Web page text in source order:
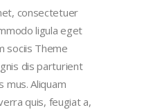
consectetuer
ligula eget
sociis Theme
dis parturient
mus. Aliquam
quis, feugiat a,